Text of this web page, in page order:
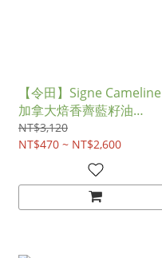
【令田】Signe Cameline
加拿大焙香薺藍籽油
(250ml)
NT$3,120
NT$470 ~ NT$2,600